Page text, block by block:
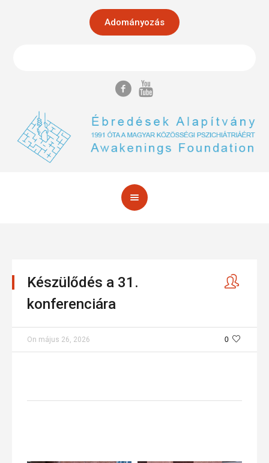
Adományozás
Készülődés a 31.
konferenciára
0
On május 26, 2026